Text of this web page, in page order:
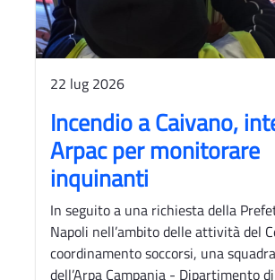
22 lug 2026
Incendio a Caivano,
Arpac per monitorare
inquinanti
In seguito a una richiesta della
Napoli nell’ambito delle attività del
coordinamento soccorsi, una
dell’Arpa Campania - Dipartimento